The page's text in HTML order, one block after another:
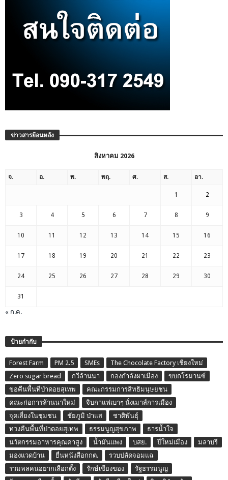
ข่าวสารย้อนหลัง
สิงหาคม 2026
จ. อ. พ. พฤ. ศ. ส. อา.
1 2
3 4 5 6 7 8 9
10 11 12 13 14 15 16
17 18 19 20 21 22 23
24 25 26 27 28 29 30
31
« ก.ค.
ป้ายกำกับ
Forest Farm PM 2.5 SMEs
The Chocolate Factory เชียงใหม่
Zero sugar bread
กวีล้านนา กองกำลังผาเมือง
ขบถโรมานซ์
ขอคืนพื้นที่ป่าดอยสุเทพ
คณะกรรมการสิทธิมนุษยชน
คณะก่อการล้านนาใหม่
จิบกาแฟเบาๆ นั่งเมาส์การเมือง
จุดเสี่ยงในชุมชน
ชัยภูมิ ป่าแส
ชาติพันธุ์
ทวงคืนพื้นที่ป่าดอยสุเทพ
ธรรมนูญสุขภาพ
ธารน้ำใจ
นวัตกรรมอาหารคุณค่าสูง
น้ำมันแพง บสย. ปี๋ใหม่เมือง
มลาบรี
มองแวดบ้าน
ยื่นหนังสือกกต.
รวบปลัดจอมแฉ
รวมพลคนอยากเลือกตั้ง
รักษ์เชียงของ
รัฐธรรมนูญ